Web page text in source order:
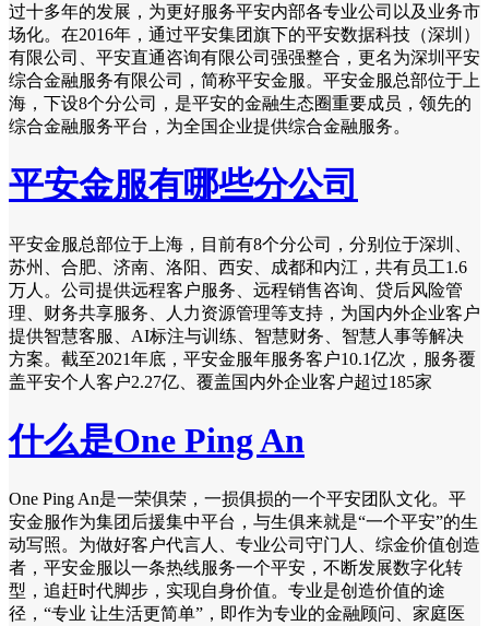
过十多年的发展，为更好服务平安内部各专业公司以及业务市
场化。在2016年，通过平安集团旗下的平安数据科技（深圳）
有限公司、平安直通咨询有限公司强强整合，更名为深圳平安
综合金融服务有限公司，简称平安金服。平安金服总部位于上
海，下设8个分公司，是平安的金融生态圈重要成员，领先的
综合金融服务平台，为全国企业提供综合金融服务。
平安金服有哪些分公司
平安金服总部位于上海，目前有8个分公司，分别位于深圳、
苏州、合肥、济南、洛阳、西安、成都和内江，共有员工1.6
万人。公司提供远程客户服务、远程销售咨询、贷后风险管
理、财务共享服务、人力资源管理等支持，为国内外企业客户
提供智慧客服、AI标注与训练、智慧财务、智慧人事等解决
方案。截至2021年底，平安金服年服务客户10.1亿次，服务覆
盖平安个人客户2.27亿、覆盖国内外企业客户超过185家
什么是One Ping An
One Ping An是一荣俱荣，一损俱损的一个平安团队文化。平
安金服作为集团后援集中平台，与生俱来就是“一个平安”的生
动写照。为做好客户代言人、专业公司守门人、综金价值创造
者，平安金服以一条热线服务一个平安，不断发展数字化转
型，追赶时代脚步，实现自身价值。专业是创造价值的途
径，“专业 让生活更简单”，即作为专业的金融顾问、家庭医